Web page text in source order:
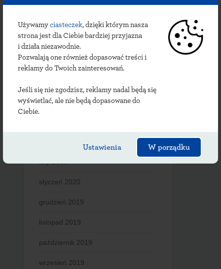
Używamy ciasteczek, dzięki którym nasza
strona jest dla Ciebie bardziej przyjazna
i działa niezawodnie.
Pozwalają one również dopasować treści i
reklamy do Twoich zainteresowań.
Jeśli się nie zgodzisz, reklamy nadal będą się
wyświetlać, ale nie będą dopasowane do
Ciebie.
Ustawienia W porządku
październik 2020
wrzesień 2020
lipiec 2020
maj 2020
styczeń 2020
grudzień 2019
listopad 2019
październik 2019
wrzesień 2019